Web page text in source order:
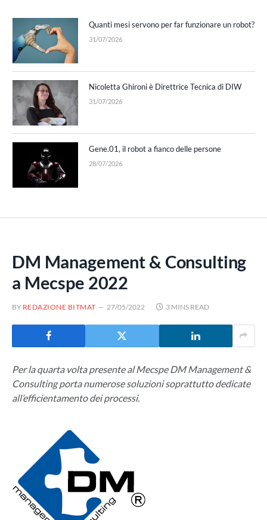
Quanti mesi servono per far funzionare un robot?
31/07/2026
Nicoletta Ghironi è Direttrice Tecnica di DIW
31/07/2026
Gene.01, il robot a fianco delle persone
28/07/2026
DM Management & Consulting
a Mecspe 2022
BY REDAZIONE BITMAT 27/05/2022 3 MINS READ
Per la quarta volta presente al Mecspe DM Management &
Consulting porta numerose soluzioni soprattutto dedicate
all’efficientamento dei processi.